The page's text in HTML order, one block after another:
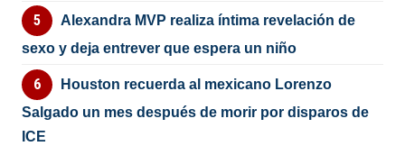
Alexandra MVP realiza íntima revelación de
sexo y deja entrever que espera un niño
Houston recuerda al mexicano Lorenzo
Salgado un mes después de morir por disparos de
ICE